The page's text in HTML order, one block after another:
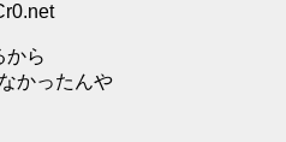
から
かったんや